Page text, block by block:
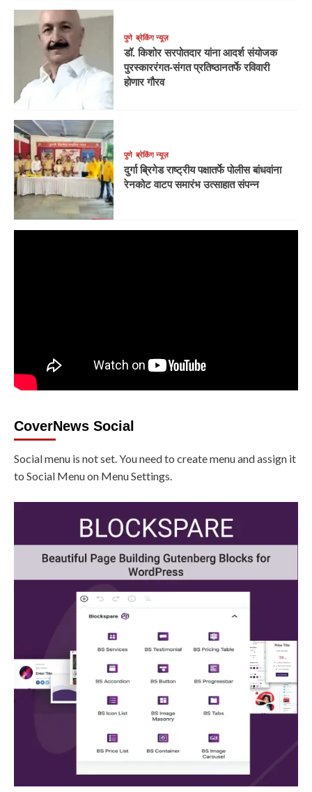
पुणे ब्रेकिंग न्यूज़
डॉ. किशोर सरपोतदार यांना आदर्श संयोजक
पुरस्काररंगत-संगत प्रतिष्ठानतर्फे रविवारी
होणार गौरव
पुणे ब्रेकिंग न्यूज़
दुर्गा ब्रिगेड राष्ट्रीय पक्षातर्फे पोलीस बांधवांना
रेनकोट वाटप समारंभ उत्साहात संपन्न
CoverNews Social
Social menu is not set. You need to create menu and assign it
to Social Menu on Menu Settings.